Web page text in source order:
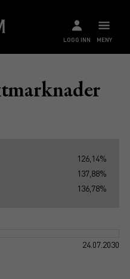
MENY
LOGG INN
126,14%
137,88%
136,78%
24.07.2030